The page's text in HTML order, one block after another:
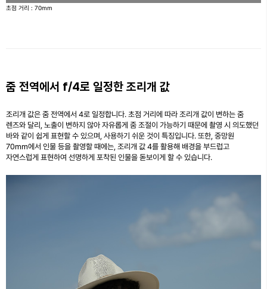
초점 거리 : 70mm
줌 전역에서 f/4로 일정한 조리개 값
조리개 값은 줌 전역에서 4로 일정합니다. 초점 거리에 따라 조리개 값이 변하는 줌
렌즈와 달리, 노출이 변하지 않아 자유롭게 줌 조절이 가능하기 때문에 촬영 시 의도했던
바와 같이 쉽게 표현할 수 있으며, 사용하기 쉬운 것이 특징입니다. 또한, 중망원
70mm에서 인물 등을 촬영할 때에는, 조리개 값 4를 활용해 배경을 부드럽고
자연스럽게 표현하여 선명하게 포착된 인물을 돋보이게 할 수 있습니다.